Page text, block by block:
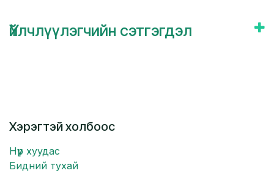
Үйлчлүүлэгчийн сэтгэгдэл
Хэрэгтэй холбоос
Нүүр хуудас
Бидний тухай